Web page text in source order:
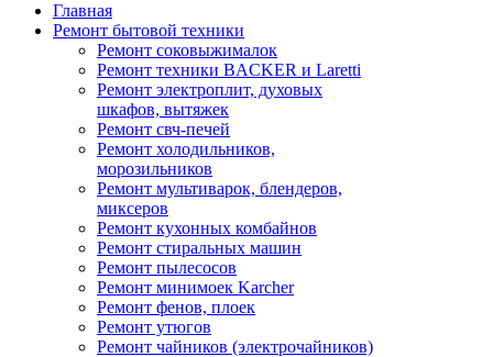
Главная
Ремонт бытовой техники
Ремонт соковыжималок
Ремонт техники BACKER и Laretti
Ремонт электроплит, духовых
шкафов, вытяжек
Ремонт свч-печей
Ремонт холодильников,
морозильников
Ремонт мультиварок, блендеров,
миксеров
Ремонт кухонных комбайнов
Ремонт стиральных машин
Ремонт пылесосов
Ремонт минимоек Karcher
Ремонт фенов, плоек
Ремонт утюгов
Ремонт чайников (электрочайников)